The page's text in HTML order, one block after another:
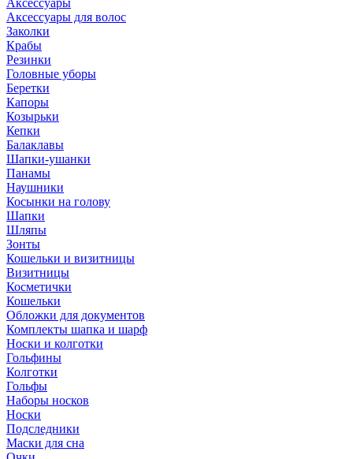
Аксессуары
Аксессуары для волос
Заколки
Крабы
Резинки
Головные уборы
Беретки
Капоры
Козырьки
Кепки
Балаклавы
Шапки-ушанки
Панамы
Наушники
Косынки на голову
Шапки
Шляпы
Зонты
Кошельки и визитницы
Визитницы
Косметички
Кошельки
Обложки для документов
Комплекты шапка и шарф
Носки и колготки
Гольфины
Колготки
Гольфы
Наборы носков
Носки
Подследники
Маски для сна